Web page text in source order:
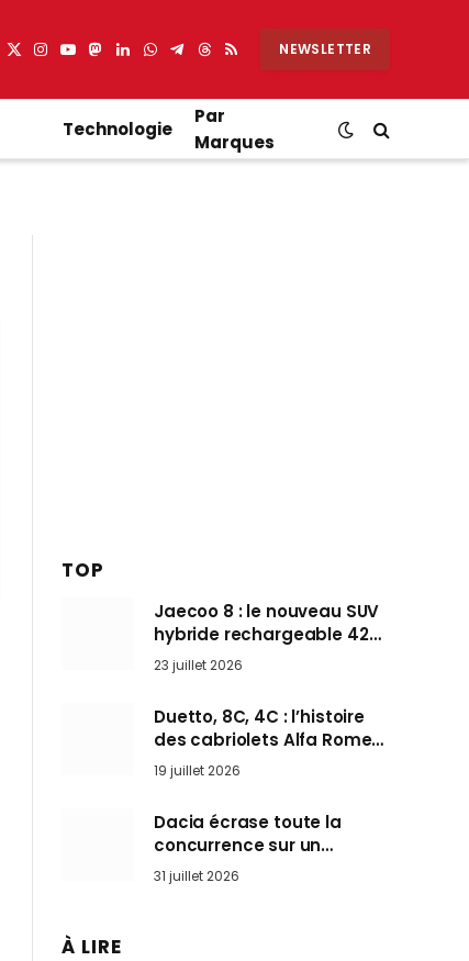
X
Instagram
YouTube
Mastodon
LinkedIn
WhatsApp
Partager
Telegram
Threads
RSS NEWSLETTER
Technologie
Par
Marques
TOP
Jaecoo 8 : le nouveau SUV
hybride rechargeable 428
ch qui vise l’Audi Q7 arrive
en Europe cet automne
23 juillet 2026
Duetto, 8C, 4C : l’histoire
des cabriolets Alfa Romeo,
ces Spider qui ont défini
l’art de rouler cheveux au
vent
19 juillet 2026
Dacia écrase toute la
concurrence sur un
marché où personne ne
l’attendait
31 juillet 2026
À LIRE